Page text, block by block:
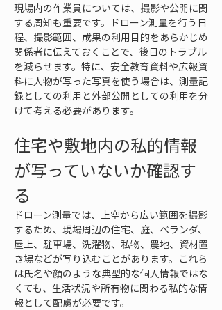
現場内の作業員については、撮影や公開に関
する周知も重要です。ドローン測量を行う日
程、撮影範囲、成果の利用目的をあらかじめ
関係者に伝えておくことで、後日のトラブル
を減らせます。特に、安全教育資料や広報資
料に人物が写った写真を使う場合は、測量記
録としての利用と外部公開としての利用を分
けて考える必要があります。
住宅や敷地内の私的情報
が写っていないか確認す
る
ドローン測量では、上空から広い範囲を撮影
するため、現場周辺の住宅、庭、ベランダ、
屋上、駐車場、洗濯物、私物、農地、資材置
き場などが写り込むことがあります。これら
は氏名や顔のような典型的な個人情報ではな
くても、生活状況や所有物に関わる私的な情
報として配慮が必要です。